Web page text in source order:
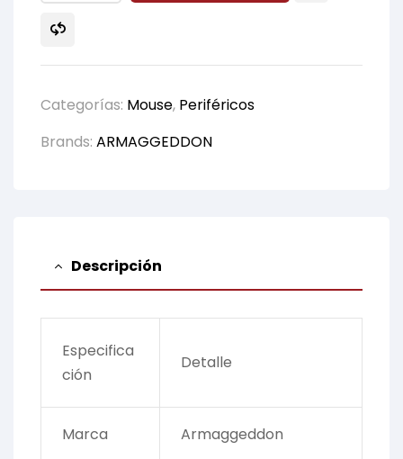
Categorías: Mouse, Periféricos
Brands: ARMAGGEDDON
Descripción
Especifica
ción
Detalle
Marca Armaggeddon